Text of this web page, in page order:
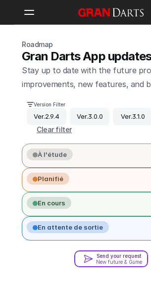
Roadmap
Gran Darts App updates
Stay up to date with the future
improvements, new features, and
Version Filter
Ver.2.9.4 Ver.3.0.0 Ver.3.1.0
Clear filter
À l'étude
Planifié
En cours
En attente de sortie
Send your request
New future & Game